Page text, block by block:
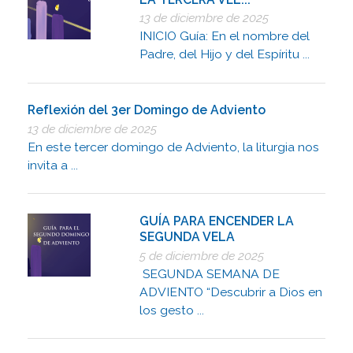
13 de diciembre de 2025
INICIO Guía: En el nombre del
Padre, del Hijo y del Espíritu ...
Reflexión del 3er Domingo de Adviento
13 de diciembre de 2025
En este tercer domingo de Adviento, la liturgia nos
invita a ...
GUÍA PARA ENCENDER LA
SEGUNDA VELA
5 de diciembre de 2025
SEGUNDA SEMANA DE
ADVIENTO “Descubrir a Dios en
los gesto ...